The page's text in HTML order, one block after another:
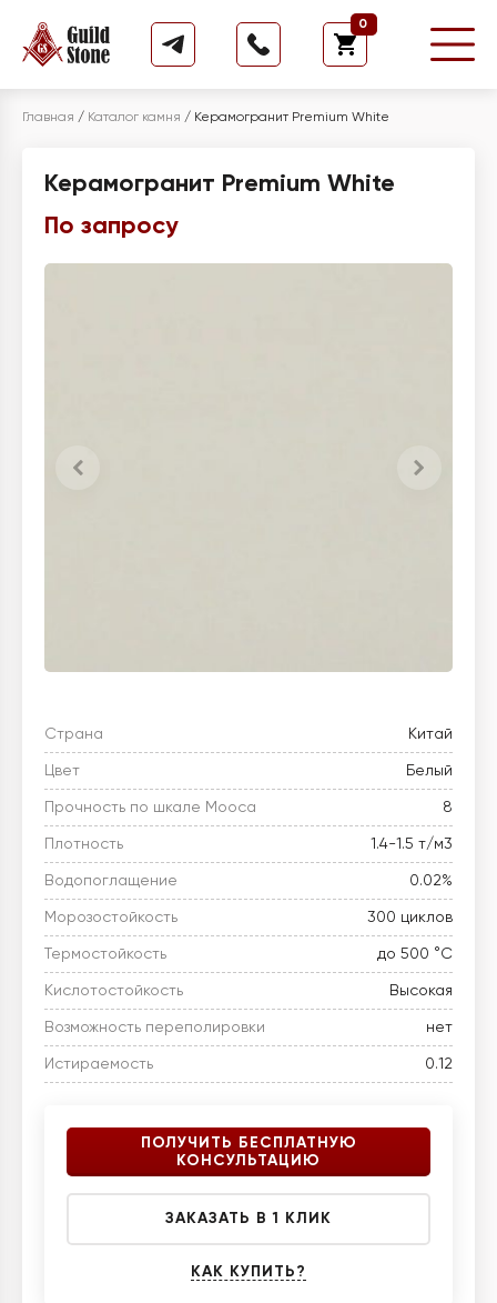
0
Главная / Каталог камня / Керамогранит Premium White
Керамогранит Premium White
По запросу
Страна Китай
Цвет Белый
Прочность по шкале Мооса 8
Плотность 1.4-1.5 т/м3
Водопоглащение 0.02%
Морозостойкость 300 циклов
Термостойкость до 500 °C
Кислотостойкость Высокая
Возможность переполировки нет
Истираемость 0.12
ПОЛУЧИТЬ БЕСПЛАТНУЮ
КОНСУЛЬТАЦИЮ
ЗАКАЗАТЬ В 1 КЛИК
КАК КУПИТЬ?